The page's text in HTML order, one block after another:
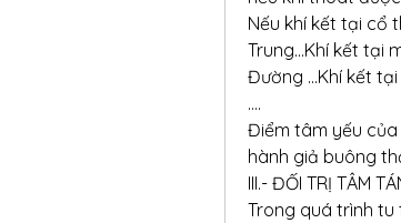
Nếu khí kết tại cổ
Trung...Khí kết tại
Đường ...Khí kết
....
Điểm tâm yếu của
hành giả buông
III.- ĐỐI TRỊ TÂM
Trong quá trình tu